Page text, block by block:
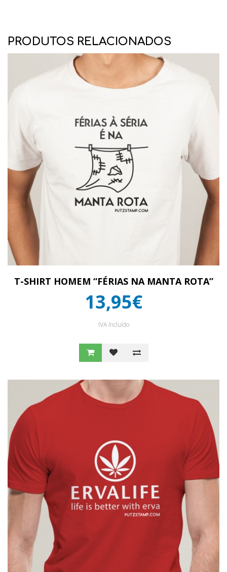
PRODUTOS RELACIONADOS
T-SHIRT HOMEM “FÉRIAS NA MANTA ROTA”
13,95€
IVA Incluído